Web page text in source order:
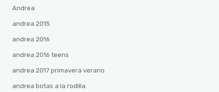
Andrea
andrea 2015
andrea 2016
andrea 2016 teens
andrea 2017 primavera verano
andrea botas a la rodilla